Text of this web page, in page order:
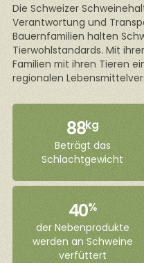
Die Schweizer
Verantwortung und
Bauernfamilien halten
Tierwohlstandards. Mit
Familien mit ihren Tieren
regionalen
88kg
Beträgt das
Schlachtgewicht
40%
der Nebenprodukte
werden an Schweine
verfüttert